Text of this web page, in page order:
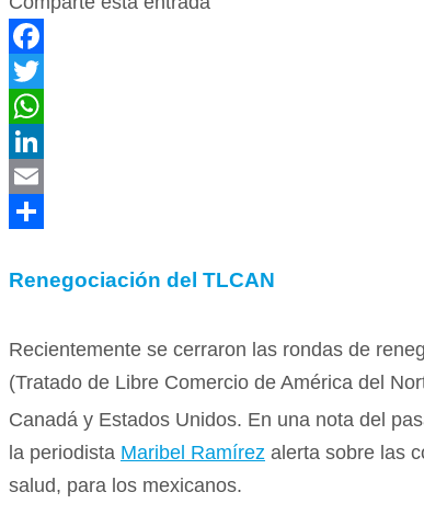
Facebook
Twitter
WhatsApp
LinkedIn
Email
Renegociación del TLCAN
Recientemente se cerraron las rondas de
(Tratado de Libre Comercio de América del
Canadá y Estados Unidos. En una nota del
la periodista Maribel Ramírez alerta sobre las
salud, para los mexicanos.